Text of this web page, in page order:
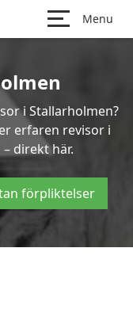
Menu
i Stallarholmen?
erfaren revisor i
direkt här.
förpliktelser